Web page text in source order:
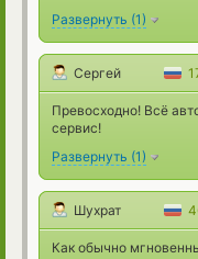
Развернуть (1)
Сергей
Превосходно! Всё
сервис!
Развернуть (1)
Шухрат
Как обычно